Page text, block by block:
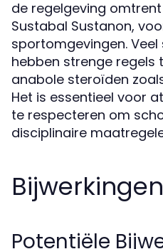
de regelgeving
Sustabal Sustanon,
sportomgevingen.
hebben strenge regels
anabole steroïden
Het is essentieel voor
te respecteren om
disciplinaire
Potentiële